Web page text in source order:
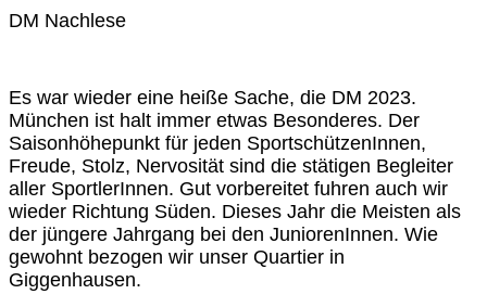
DM Nachlese
Es war wieder eine heiße Sache, die DM 2023.
München ist halt immer etwas Besonderes. Der
Saisonhöhepunkt für jeden SportschützenInnen,
Freude, Stolz, Nervosität sind die stätigen Begleiter
aller SportlerInnen. Gut vorbereitet fuhren auch wir
wieder Richtung Süden. Dieses Jahr die Meisten als
der jüngere Jahrgang bei den JuniorenInnen. Wie
gewohnt bezogen wir unser Quartier in
Giggenhausen.